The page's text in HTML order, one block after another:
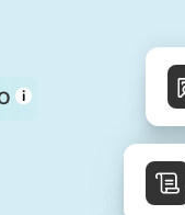
i